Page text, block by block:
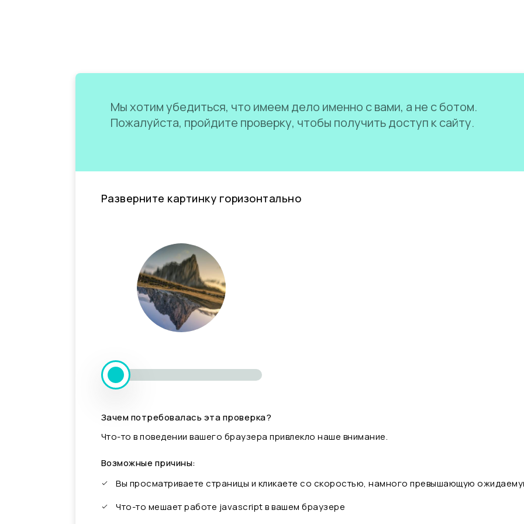
Мы хотим убедиться, что имеем дело именно с вами, а не с ботом.
Пожалуйста, пройдите проверку, чтобы получить доступ к сайту.
Разверните картинку горизонтально
Зачем потребовалась эта проверка?
Что-то в поведении вашего браузера привлекло наше внимание.
Возможные причины:
Вы просматриваете страницы и кликаете со скоростью, намного превышающую
Что-то мешает работе javascript в вашем браузере